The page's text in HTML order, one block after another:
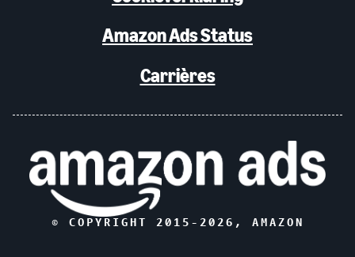
Amazon Ads Status
Carrières
© COPYRIGHT 2015- 2026 , AMAZON